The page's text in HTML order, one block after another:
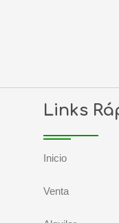
Links
Inicio
Venta